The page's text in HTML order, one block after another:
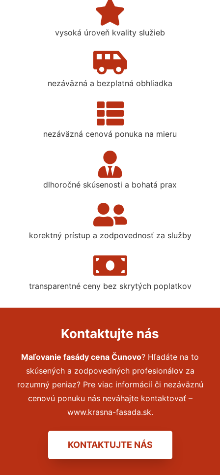
vysoká úroveň kvality služieb
nezáväzná a bezplatná obhliadka
nezáväzná cenová ponuka na mieru
dlhoročné skúsenosti a bohatá prax
korektný prístup a zodpovednosť za služby
transparentné ceny bez skrytých poplatkov
Kontaktujte nás
Maľovanie fasády cena Čunovo? Hľadáte na to
skúsených a zodpovedných profesionálov za
rozumný peniaz? Pre viac informácií či nezáväznú
cenovú ponuku nás neváhajte kontaktovať –
www.krasna-fasada.sk.
KONTAKTUJTE NÁS